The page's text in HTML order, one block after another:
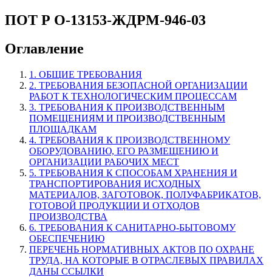
ПОТ Р О-13153-ЖДРМ-946-03
Оглавление
1. ОБЩИЕ ТРЕБОВАНИЯ
2. ТРЕБОВАНИЯ БЕЗОПАСНОЙ ОРГАНИЗАЦИИ
РАБОТ К ТЕХНОЛОГИЧЕСКИМ ПРОЦЕССАМ
3. ТРЕБОВАНИЯ К ПРОИЗВОДСТВЕННЫМ
ПОМЕЩЕНИЯМ И ПРОИЗВОДСТВЕННЫМ
ПЛОЩАДКАМ
4. ТРЕБОВАНИЯ К ПРОИЗВОДСТВЕННОМУ
ОБОРУДОВАНИЮ, ЕГО РАЗМЕЩЕНИЮ И
ОРГАНИЗАЦИИ РАБОЧИХ МЕСТ
5. ТРЕБОВАНИЯ К СПОСОБАМ ХРАНЕНИЯ И
ТРАНСПОРТИРОВАНИЯ ИСХОДНЫХ
МАТЕРИАЛОВ, ЗАГОТОВОК, ПОЛУФАБРИКАТОВ,
ГОТОВОЙ ПРОДУКЦИИ И ОТХОДОВ
ПРОИЗВОДСТВА
6. ТРЕБОВАНИЯ К САНИТАРНО-БЫТОВОМУ
ОБЕСПЕЧЕНИЮ
ПЕРЕЧЕНЬ НОРМАТИВНЫХ АКТОВ ПО ОХРАНЕ
ТРУДА, НА КОТОРЫЕ В ОТРАСЛЕВЫХ ПРАВИЛАХ
ДАНЫ ССЫЛКИ